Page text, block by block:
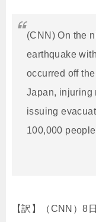
(CNN) On the
earthquake
occurred off
Japan, injuring
issuing
100,000
【訳】（CNN ）8